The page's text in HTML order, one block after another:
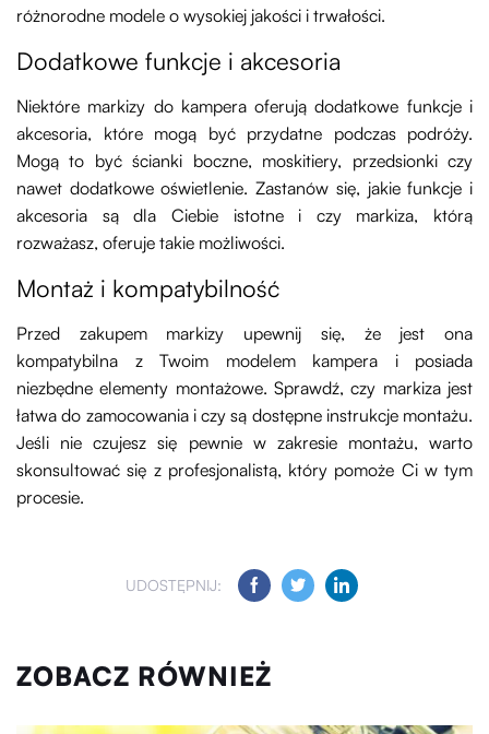
różnorodne modele o wysokiej jakości i trwałości.
Dodatkowe funkcje i akcesoria
Niektóre markizy do kampera oferują dodatkowe funkcje i
akcesoria, które mogą być przydatne podczas podróży.
Mogą to być ścianki boczne, moskitiery, przedsionki czy
nawet dodatkowe oświetlenie. Zastanów się, jakie funkcje i
akcesoria są dla Ciebie istotne i czy markiza, którą
rozważasz, oferuje takie możliwości.
Montaż i kompatybilność
Przed zakupem markizy upewnij się, że jest ona
kompatybilna z Twoim modelem kampera i posiada
niezbędne elementy montażowe. Sprawdź, czy markiza jest
łatwa do zamocowania i czy są dostępne instrukcje montażu.
Jeśli nie czujesz się pewnie w zakresie montażu, warto
skonsultować się z profesjonalistą, który pomoże Ci w tym
procesie.
UDOSTĘPNIJ:
ZOBACZ RÓWNIEŻ